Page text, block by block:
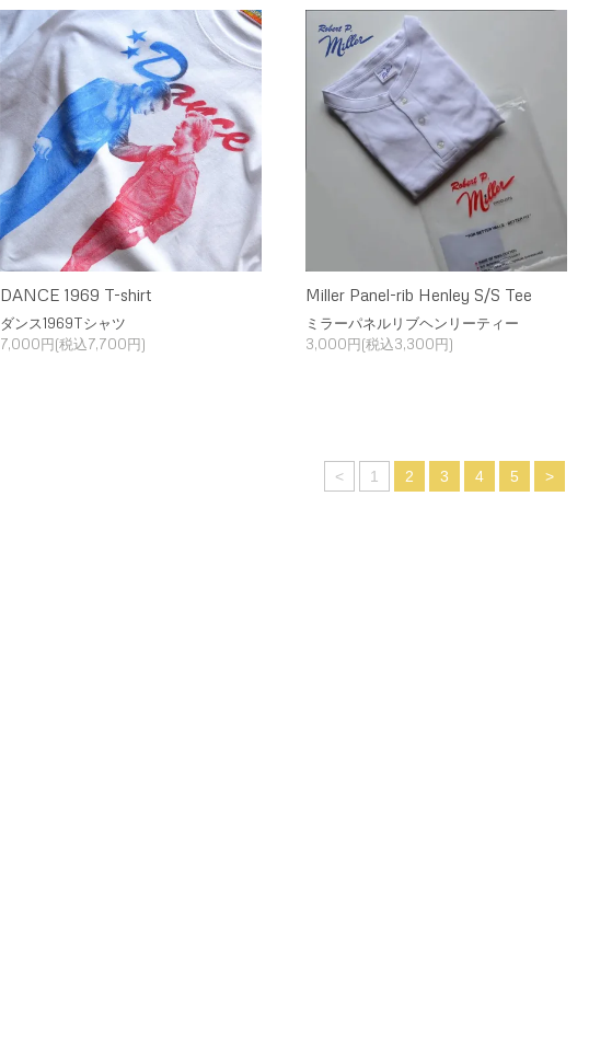
DANCE 1969 T-shirt
ダンス1969Tシャツ
7,000円(税込7,700円)
Miller Panel-rib Henley S/S Tee
ミラーパネルリブヘンリーティー
3,000円(税込3,300円)
< 1 2 3 4 5 >